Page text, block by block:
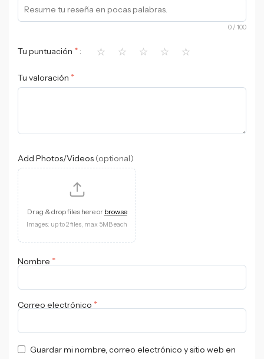
0 / 100
Tu puntuación * ⭐ ⭐ ⭐ ⭐ ⭐
Tu valoración *
Add Photos/Videos (optional)
Drag & drop files here or browse
Images: up to 2 files, max 5MB each
Nombre *
Correo electrónico *
Guardar mi nombre, correo electrónico y sitio web en